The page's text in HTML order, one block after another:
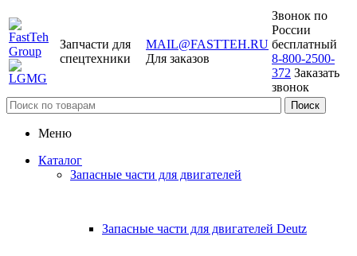
Запчасти для
спецтехники
MAIL@FASTTEH.RU
Для заказов
Звонок по
России
бесплатный
8-800-2500-
372 Заказать
звонок
Меню
Каталог
Запасные части для двигателей
Запасные части для двигателей Deutz